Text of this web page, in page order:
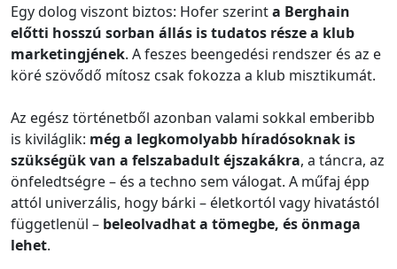
Egy dolog viszont biztos: Hofer szerinta Berghain
előtti hosszú sorban állás is tudatos része a klub
marketingjének. A feszes beengedési rendszer és az e
köré szövődő mítosz csak fokozza a klub misztikumát.
Az egész történetből azonban valami sokkal emberibb
is kiviláglik: még a legkomolyabb híradósoknak is
szükségük van a felszabadult éjszakákra, a táncra, az
önfeledtségre – és a techno sem válogat. A műfaj épp
attól univerzális, hogy bárki – életkortól vagy hivatástól
függetlenül – beleolvadhat a tömegbe, és önmaga
lehet.